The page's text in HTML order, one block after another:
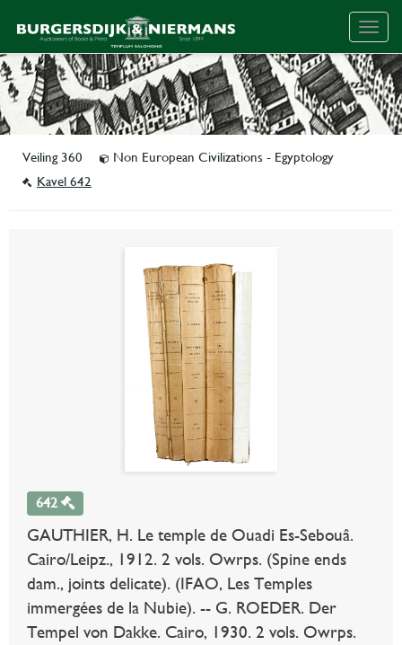
Veiling 360
Non European Civilizations - Egyptology
Kavel 642
642
GAUTHIER, H. Le temple de Ouadi Es-Sebouâ.
Cairo/Leipz., 1912. 2 vols. Owrps. (Spine ends
dam., joints delicate). (IFAO, Les Temples
immergées de la Nubie). -- G. ROEDER. Der
Tempel von Dakke. Cairo, 1930. 2 vols. Owrps.